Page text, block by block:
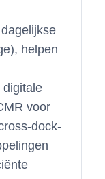
helpen
digitale
voor
dock-